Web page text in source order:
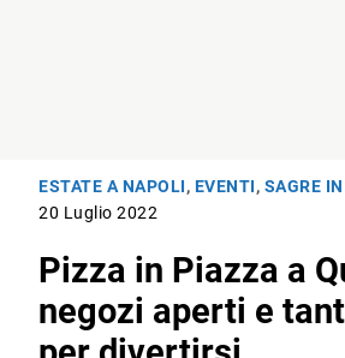
ESTATE A NAPOLI, EVENTI, SAGRE
20 Luglio 2022
Pizza in Piazza a
negozi aperti e